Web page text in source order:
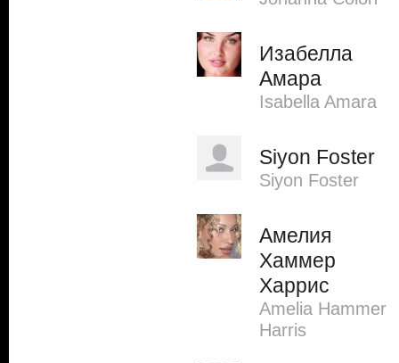
Изабелла
Амара
Isabella Amara
Siyon Foster
Siyon Foster
Амелия
Хаммер
Харрис
Amelia Hammer
Harris